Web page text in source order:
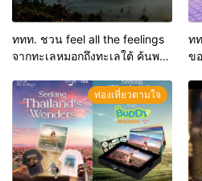
ททท. ชวน feel all the feelings
จากทะเลหมอกถึงทะเลใต้ ค้นพบ
รู้สึกที่ไม่รู้ลืม
ท
ข
วั
คุ
ท่องเที่ยวตามใจ